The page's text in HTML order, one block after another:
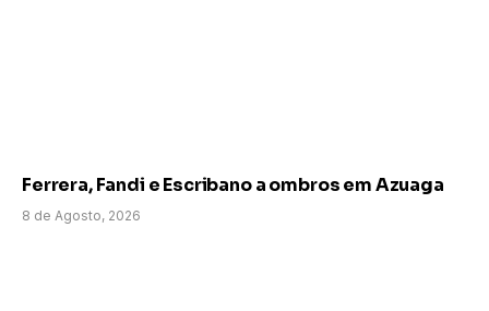
Ferrera, Fandi e Escribano a ombros em Azuaga
8 de Agosto, 2026